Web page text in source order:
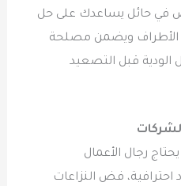
في حائل يساعدك على حل
الأطراف ويضمن مصلحة
الودية قبل التصعيد
رجال الأعمال
فض النزاعات